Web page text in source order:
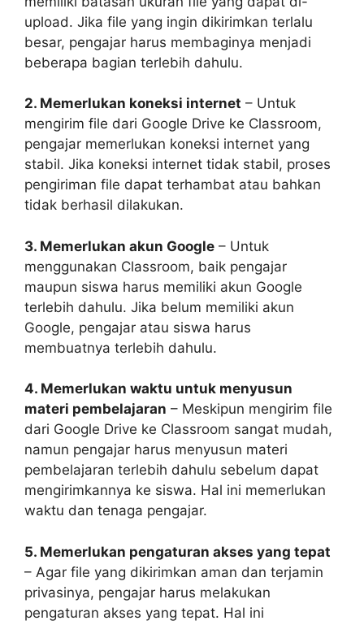
upload. Jika file yang ingin dikirimkan terlalu
besar, pengajar harus membaginya menjadi
beberapa bagian terlebih dahulu.
2. Memerlukan koneksi internet – Untuk
mengirim file dari Google Drive ke Classroom,
pengajar memerlukan koneksi internet yang
stabil. Jika koneksi internet tidak stabil, proses
pengiriman file dapat terhambat atau bahkan
tidak berhasil dilakukan.
3. Memerlukan akun Google – Untuk
menggunakan Classroom, baik pengajar
maupun siswa harus memiliki akun Google
terlebih dahulu. Jika belum memiliki akun
Google, pengajar atau siswa harus
membuatnya terlebih dahulu.
4. Memerlukan waktu untuk menyusun
materi pembelajaran – Meskipun mengirim file
dari Google Drive ke Classroom sangat mudah,
namun pengajar harus menyusun materi
pembelajaran terlebih dahulu sebelum dapat
mengirimkannya ke siswa. Hal ini memerlukan
waktu dan tenaga pengajar.
5. Memerlukan pengaturan akses yang tepat
– Agar file yang dikirimkan aman dan terjamin
privasinya, pengajar harus melakukan
pengaturan akses yang tepat. Hal ini